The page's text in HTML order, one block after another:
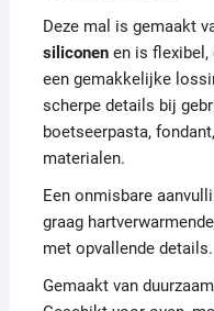
Deze mal is gemaakt
siliconenen is flexibel,
een gemakkelijke
scherpe details bij
boetseerpasta,
materialen.
Een onmisbare
graag
met opvallende details.
Gemaakt van